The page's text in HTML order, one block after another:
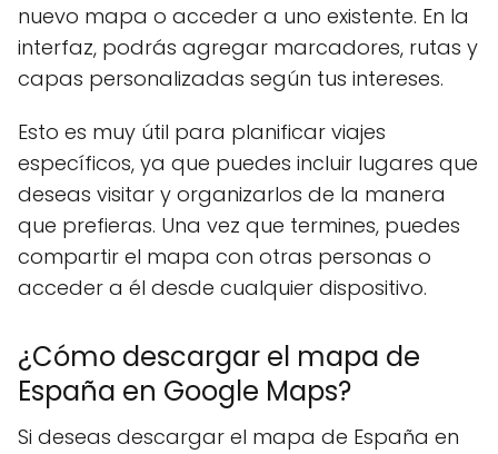
nuevo mapa o acceder a uno existente. En la
interfaz, podrás agregar marcadores, rutas y
capas personalizadas según tus intereses.
Esto es muy útil para planificar viajes
específicos, ya que puedes incluir lugares que
deseas visitar y organizarlos de la manera
que prefieras. Una vez que termines, puedes
compartir el mapa con otras personas o
acceder a él desde cualquier dispositivo.
¿Cómo descargar el mapa de
España en Google Maps?
Si deseas descargar el mapa de España en